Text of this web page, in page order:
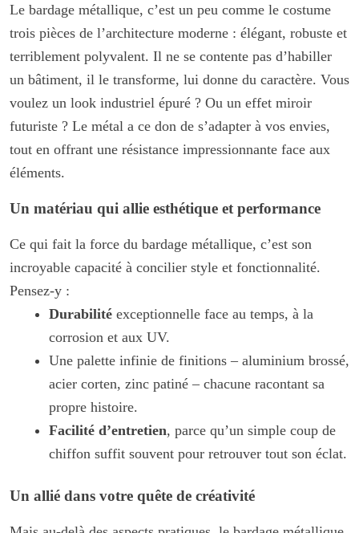
Le bardage métallique, c’est un peu comme le costume
trois pièces de l’architecture moderne : élégant, robuste et
terriblement polyvalent. Il ne se contente pas d’habiller
un bâtiment, il le transforme, lui donne du caractère. Vous
voulez un look industriel épuré ? Ou un effet miroir
futuriste ? Le métal a ce don de s’adapter à vos envies,
tout en offrant une résistance impressionnante face aux
éléments.
Un matériau qui allie esthétique et performance
Ce qui fait la force du bardage métallique, c’est son
incroyable capacité à concilier style et fonctionnalité.
Pensez-y :
Durabilité exceptionnelle face au temps, à la
corrosion et aux UV.
Une palette infinie de finitions – aluminium brossé,
acier corten, zinc patiné – chacune racontant sa
propre histoire.
Facilité d’entretien, parce qu’un simple coup de
chiffon suffit souvent pour retrouver tout son éclat.
Un allié dans votre quête de créativité